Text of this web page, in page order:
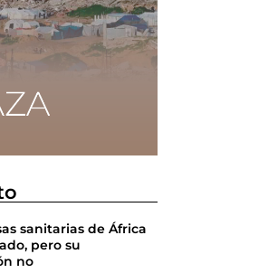
sanitarias de África
pero su
no